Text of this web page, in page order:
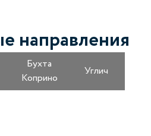
направления
Бухта
Коприно
Углич